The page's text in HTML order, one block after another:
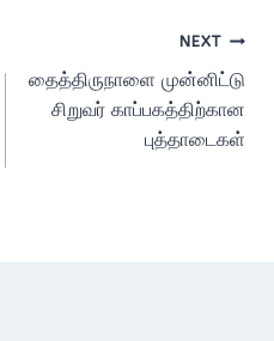
NEXT
தைத்திருநாளை முன்னிட்டு
சிறுவர் காப்பகத்திற்கான
புத்தாடைகள்